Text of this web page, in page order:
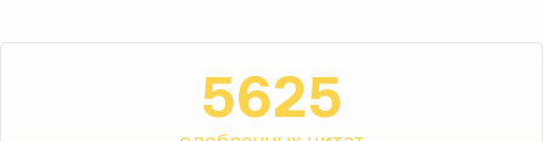
5625